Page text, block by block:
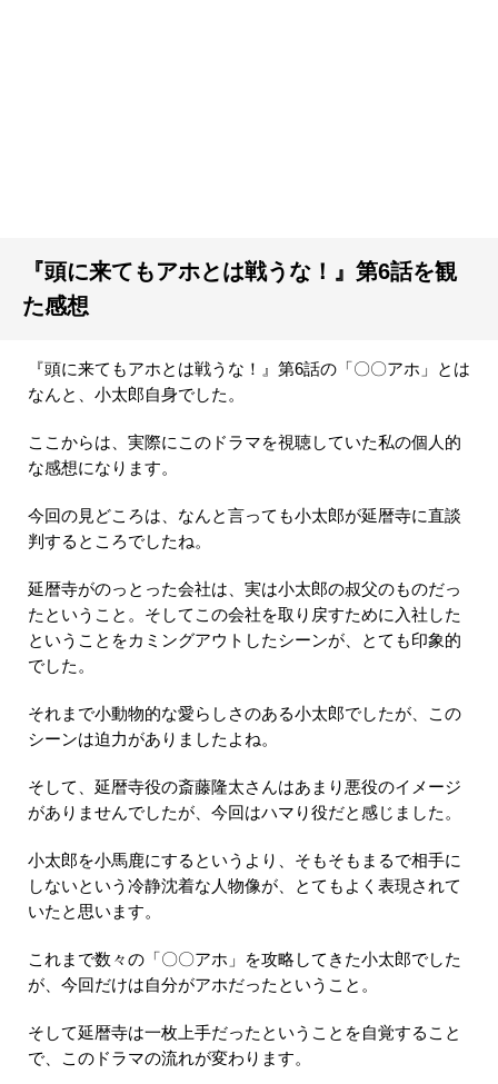
『頭に来てもアホとは戦うな！』第6話を観
た感想
『頭に来てもアホとは戦うな！』第6話の「〇〇アホ」とは
なんと、小太郎自身でした。
ここからは、実際にこのドラマを視聴していた私の個人的
な感想になります。
今回の見どころは、なんと言っても小太郎が延暦寺に直談
判するところでしたね。
延暦寺がのっとった会社は、実は小太郎の叔父のものだっ
たということ。そしてこの会社を取り戻すために入社した
ということをカミングアウトしたシーンが、とても印象的
でした。
それまで小動物的な愛らしさのある小太郎でしたが、この
シーンは迫力がありましたよね。
そして、延暦寺役の斎藤隆太さんはあまり悪役のイメージ
がありませんでしたが、今回はハマり役だと感じました。
小太郎を小馬鹿にするというより、そもそもまるで相手に
しないという冷静沈着な人物像が、とてもよく表現されて
いたと思います。
これまで数々の「〇〇アホ」を攻略してきた小太郎でした
が、今回だけは自分がアホだったということ。
そして延暦寺は一枚上手だったということを自覚すること
で、このドラマの流れが変わります。